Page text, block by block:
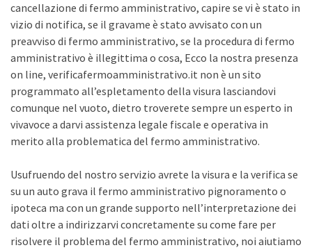
cancellazione di fermo amministrativo, capire se vi è stato in
vizio di notifica, se il gravame è stato avvisato con un
preavviso di fermo amministrativo, se la procedura di fermo
amministrativo è illegittima o cosa, Ecco la nostra presenza
on line, verificafermoamministrativo.it non è un sito
programmato all’espletamento della visura lasciandovi
comunque nel vuoto, dietro troverete sempre un esperto in
vivavoce a darvi assistenza legale fiscale e operativa in
merito alla problematica del fermo amministrativo.
Usufruendo del nostro servizio avrete la visura e la verifica se
su un auto grava il fermo amministrativo pignoramento o
ipoteca ma con un grande supporto nell’interpretazione dei
dati oltre a indirizzarvi concretamente su come fare per
risolvere il problema del fermo amministrativo, noi aiutiamo